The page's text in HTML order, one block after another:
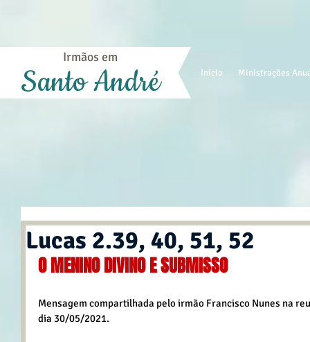
Início Ministrações
Irmãos em
Santo André
Lucas 2.39, 40, 51, 52
O MENINO DIVINO E SUBMISSO
Mensagem compartilhada pelo irmão Francisco Nunes na
dia 30/05/2021.